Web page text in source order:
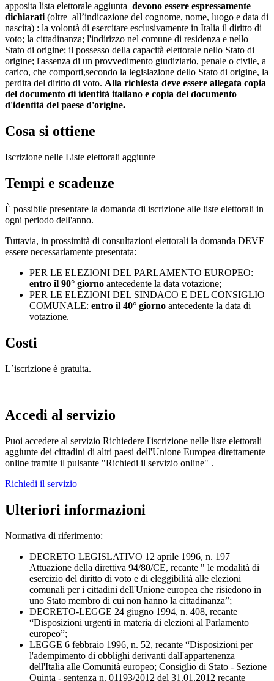
apposita lista elettorale aggiunta devono essere espressamente
dichiarati (oltre all’indicazione del cognome, nome, luogo e data di
nascita) : la volontà di esercitare esclusivamente in Italia il diritto di
voto; la cittadinanza; l'indirizzo nel comune di residenza e nello
Stato di origine; il possesso della capacità elettorale nello Stato di
origine; l'assenza di un provvedimento giudiziario, penale o civile, a
carico, che comporti,secondo la legislazione dello Stato di origine, la
perdita del diritto di voto. Alla richiesta deve essere allegata copia
del documento di identità italiano e copia del documento
d'identità del paese d'origine.
Cosa si ottiene
Iscrizione nelle Liste elettorali aggiunte
Tempi e scadenze
È possibile presentare la domanda di iscrizione alle liste elettorali in
ogni periodo dell'anno.
Tuttavia, in prossimità di consultazioni elettorali la domanda DEVE
essere necessariamente presentata:
PER LE ELEZIONI DEL PARLAMENTO EUROPEO:
entro il 90° giorno antecedente la data votazione;
PER LE ELEZIONI DEL SINDACO E DEL CONSIGLIO
COMUNALE: entro il 40° giorno antecedente la data di
votazione.
Costi
L´iscrizione è gratuita.
Accedi al servizio
Puoi accedere al servizio Richiedere l'iscrizione nelle liste elettorali
aggiunte dei cittadini di altri paesi dell'Unione Europea direttamente
online tramite il pulsante "Richiedi il servizio online" .
Richiedi il servizio
Ulteriori informazioni
Normativa di riferimento:
DECRETO LEGISLATIVO 12 aprile 1996, n. 197
Attuazione della direttiva 94/80/CE, recante " le modalità di
esercizio del diritto di voto e di eleggibilità alle elezioni
comunali per i cittadini dell'Unione europea che risiedono in
uno Stato membro di cui non hanno la cittadinanza”;
DECRETO-LEGGE 24 giugno 1994, n. 408, recante
“Disposizioni urgenti in materia di elezioni al Parlamento
europeo”;
LEGGE 6 febbraio 1996, n. 52, recante “Disposizioni per
l'adempimento di obblighi derivanti dall'appartenenza
dell'Italia alle Comunità europeo; Consiglio di Stato - Sezione
Quinta - sentenza n. 01193/2012 del 31.01.2012 recante